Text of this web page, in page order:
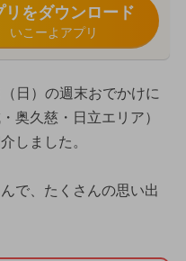
リをダウンロード
いこーよアプリ
日）の週末おでかけに
奥久慈・日立エリア）
しました。
で、たくさんの思い出